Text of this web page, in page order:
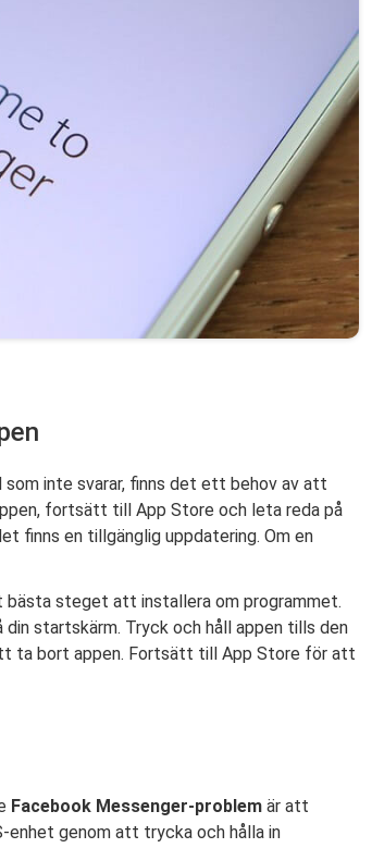
inte svarar, finns det ett behov av att
fortsätt till App Store och leta reda på
finns en tillgänglig uppdatering. Om en
bästa steget att installera om programmet.
startskärm. Tryck och håll appen tills den
ta bort appen. Fortsätt till App Store för att
Facebook Messenger-problem är att
enhet genom att trycka och hålla in